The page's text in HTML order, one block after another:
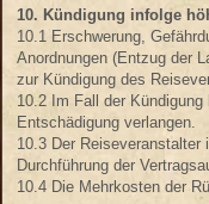
10. Kündigung infolge
10.1 Erschwerung,
Anordnungen (Entzug der
zur Kündigung des
10.2 Im Fall der
Entschädigung verlangen.
10.3 Der
Durchführung der
10.4 Die Mehrkosten der